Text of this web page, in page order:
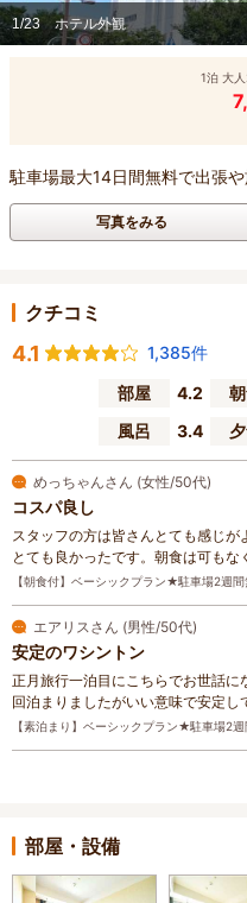
1/23 ホテル外観
1泊 大
駐車場最大14日間無料で出張
写真をみる
クチコミ
4.1
1,385件
部屋
4.2
風呂
3.4
めっちゃんさん (女性/50代)
コスパ良し
スタッフの方は皆さんとても感じ
とても良かったです。朝食は可も
【朝食付】ベーシックプラン★駐車場2週
エアリスさん (男性/50代)
安定のワシントン
正月旅行一泊目にこちらでお世話
回泊まりましたがいい意味で安定
【素泊まり】ベーシックプラン★駐車場2
部屋・設備